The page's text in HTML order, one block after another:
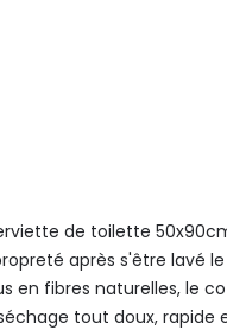
de toilette
après s'être lavé
en fibres naturelles, le
tout doux, rapide